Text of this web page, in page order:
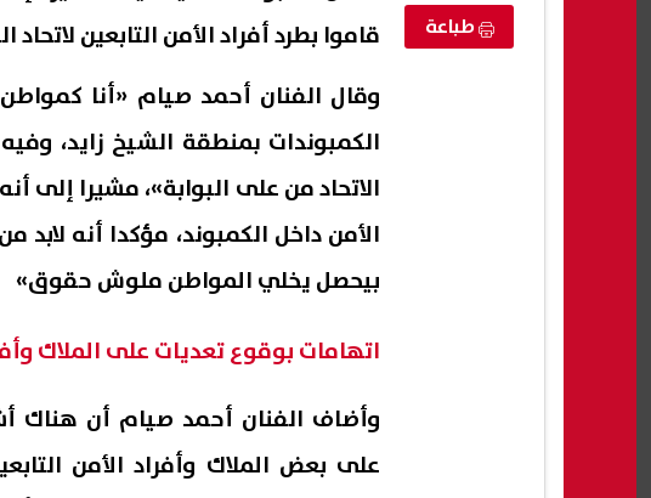
طباعة
قاموا بطرد أفراد الأمن التابعين
وقال الفنان أحمد صيام «أنا
الكمبوندات بمنطقة الشيخ زايد،
الاتحاد من على البوابة»، مشيرا إلى
الأمن داخل الكمبوند، مؤكدا أنه
بيحصل يخلي المواطن ملوش حقوق»
اتهامات بوقوع تعديات على الملاك
وأضاف الفنان أحمد صيام أن هناك
على بعض الملاك وأفراد الأمن
محمد الباز: اعتصام رابعة «جريمة
متكاملة».. ومنصة الاعتصام كانت
جهازًا إعلاميًا للتحريض
أغرب قصة طلاق..
يكشف تفاصيل
23 يومًا